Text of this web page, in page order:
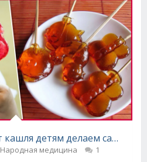
Леденцы от кашля детям делаем сами
Народная медицина 1